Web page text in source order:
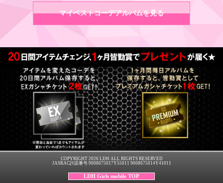
マイベストコーデアルバムを見る
COPYRIGHT 2026 LDH ALL RIGHTS RESERVED
JASRAC許諾番号 9008675017Y55011 9008675014Y41011
LDH Girls mobile TOP